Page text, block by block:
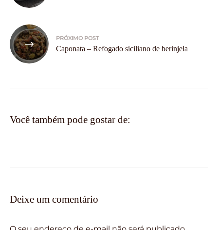
Post
PRÓXIMO POST
Caponata – Refogado siciliano de berinjela
Você também pode gostar de:
Deixe um comentário